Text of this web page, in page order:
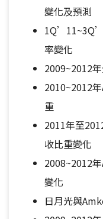
變化及預測
率變化
2009~2012
2010~2012
重
2011年至
收比重變化
2008~2012
變化
日月光與